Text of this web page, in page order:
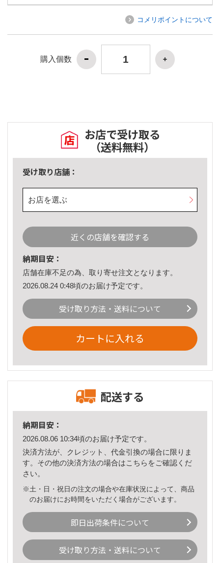
コメリポイントについて
購入個数
お店で受け取る
（送料無料）
受け取り店舗：
お店を選ぶ
近くの店舗を確認する
納期目安：
店舗在庫不足の為、取り寄せ注文となります。
2026.08.24 0:48頃のお届け予定です。
受け取り方法・送料について
カートに入れる
配送する
納期目安：
2026.08.06 10:34頃のお届け予定です。
決済方法が、クレジット、代金引換の場合に限りま
す。その他の決済方法の場合はこちら をご確認くだ
さい。
※土・日・祝日の注文の場合や在庫状況によって、商品
のお届けにお時間をいただく場合がございます。
即日出荷条件について
受け取り方法・送料について